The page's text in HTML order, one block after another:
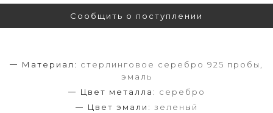
Сообщить о поступлении
Материал: стерлинговое серебро 925 пробы,
эмаль
Цвет металла: серебро
Цвет эмали: зеленый